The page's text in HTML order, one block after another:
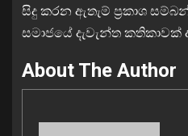
සිදු කරන ඇතැම් ප්‍රකාශ
සමාජයේ දැවැන්ත
About The Author